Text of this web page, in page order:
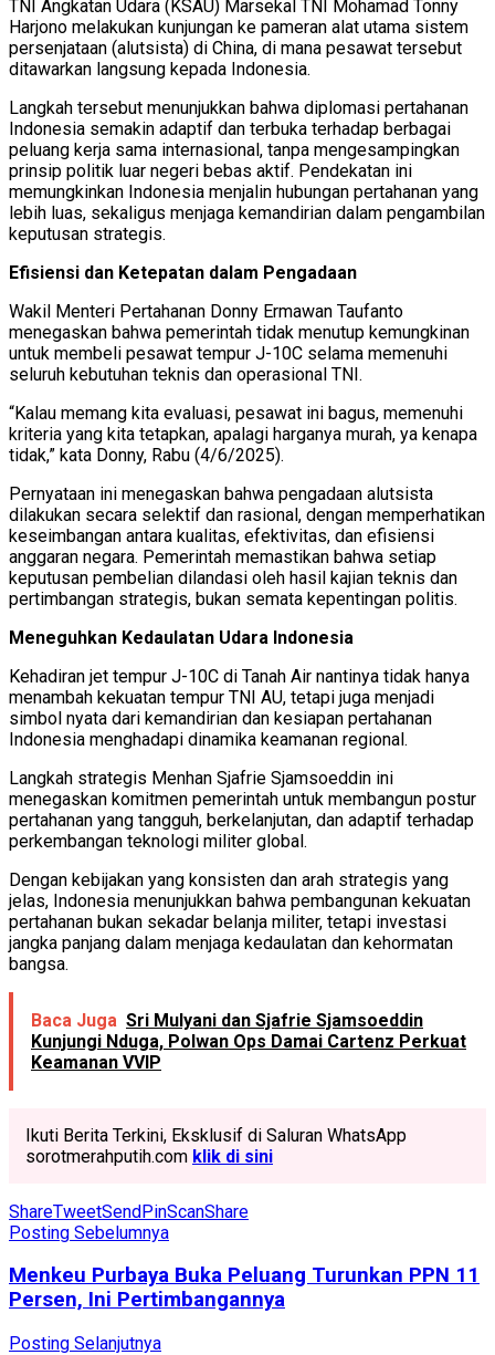
TNI Angkatan Udara (KSAU) Marsekal TNI Mohamad Tonny
Harjono melakukan kunjungan ke pameran alat utama sistem
persenjataan (alutsista) di China, di mana pesawat tersebut
ditawarkan langsung kepada Indonesia.
Langkah tersebut menunjukkan bahwa diplomasi pertahanan
Indonesia semakin adaptif dan terbuka terhadap berbagai
peluang kerja sama internasional, tanpa mengesampingkan
prinsip politik luar negeri bebas aktif. Pendekatan ini
memungkinkan Indonesia menjalin hubungan pertahanan yang
lebih luas, sekaligus menjaga kemandirian dalam pengambilan
keputusan strategis.
Efisiensi dan Ketepatan dalam Pengadaan
Wakil Menteri Pertahanan Donny Ermawan Taufanto
menegaskan bahwa pemerintah tidak menutup kemungkinan
untuk membeli pesawat tempur J-10C selama memenuhi
seluruh kebutuhan teknis dan operasional TNI.
“Kalau memang kita evaluasi, pesawat ini bagus, memenuhi
kriteria yang kita tetapkan, apalagi harganya murah, ya kenapa
tidak,” kata Donny, Rabu (4/6/2025).
Pernyataan ini menegaskan bahwa pengadaan alutsista
dilakukan secara selektif dan rasional, dengan memperhatikan
keseimbangan antara kualitas, efektivitas, dan efisiensi
anggaran negara. Pemerintah memastikan bahwa setiap
keputusan pembelian dilandasi oleh hasil kajian teknis dan
pertimbangan strategis, bukan semata kepentingan politis.
Meneguhkan Kedaulatan Udara Indonesia
Kehadiran jet tempur J-10C di Tanah Air nantinya tidak hanya
menambah kekuatan tempur TNI AU, tetapi juga menjadi
simbol nyata dari kemandirian dan kesiapan pertahanan
Indonesia menghadapi dinamika keamanan regional.
Langkah strategis Menhan Sjafrie Sjamsoeddin ini
menegaskan komitmen pemerintah untuk membangun postur
pertahanan yang tangguh, berkelanjutan, dan adaptif terhadap
perkembangan teknologi militer global.
Dengan kebijakan yang konsisten dan arah strategis yang
jelas, Indonesia menunjukkan bahwa pembangunan kekuatan
pertahanan bukan sekadar belanja militer, tetapi investasi
jangka panjang dalam menjaga kedaulatan dan kehormatan
bangsa.
Baca Juga Sri Mulyani dan Sjafrie Sjamsoeddin
Kunjungi Nduga, Polwan Ops Damai Cartenz Perkuat
Keamanan VVIP
Ikuti Berita Terkini, Eksklusif di Saluran WhatsApp
sorotmerahputih.com klik di sini
ShareTweetSendPinScanShare
Posting Sebelumnya
Menkeu Purbaya Buka Peluang Turunkan PPN 11
Persen, Ini Pertimbangannya
Posting Selanjutnya